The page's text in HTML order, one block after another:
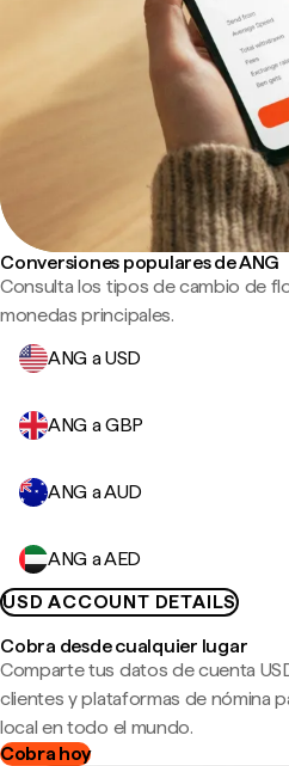
Conversiones populares de ANG
Consulta los tipos de cambio de
monedas principales.
ANG a USD
ANG a GBP
ANG a AUD
ANG a AED
USD ACCOUNT DETAILS
Cobra desde cualquier lugar
Comparte tus datos de cuenta
clientes y plataformas de nómina
local en todo el mundo.
Cobra hoy